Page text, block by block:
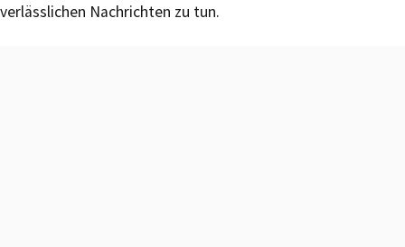
verlässlichen Nachrichten zu tun.